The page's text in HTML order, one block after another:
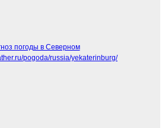
погоды в Северном
pogoda/russia/yekaterinburg/